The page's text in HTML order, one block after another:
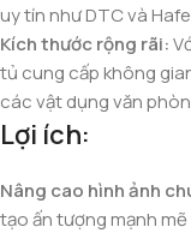
uy tín như DTC và
Kích thước rộng rãi:
tủ cung cấp không
các vật dụng văn
Lợi ích:
Nâng cao hình ảnh
tạo ấn tượng mạnh